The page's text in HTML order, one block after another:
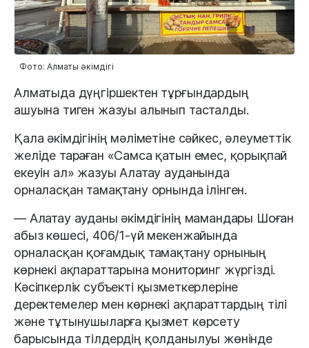
Фото: Алматы әкімдігі
Алматыда дүңгіршектен тұрғындардың
ашуына тиген жазуы алынып тасталды.
Қала әкімдігінің мәліметіне сәйкес, әлеуметтік
желіде тараған «Самса қатын емес, қорықпай
екеуін ал» жазуы Алатау ауданында
орналасқан тамақтану орнында ілінген.
— Алатау ауданы әкімдігінің мамандары Шоған
абыз көшесі, 406/1-үй мекенжайында
орналасқан қоғамдық тамақтану орнының
көрнекі ақпараттарына мониторинг жүргізді.
Кәсіпкерлік субъекті қызметкерлеріне
деректемелер мен көрнекі ақпараттардың тілі
және тұтынушыларға қызмет көрсету
барысында тілдердің қолданылуы жөнінде